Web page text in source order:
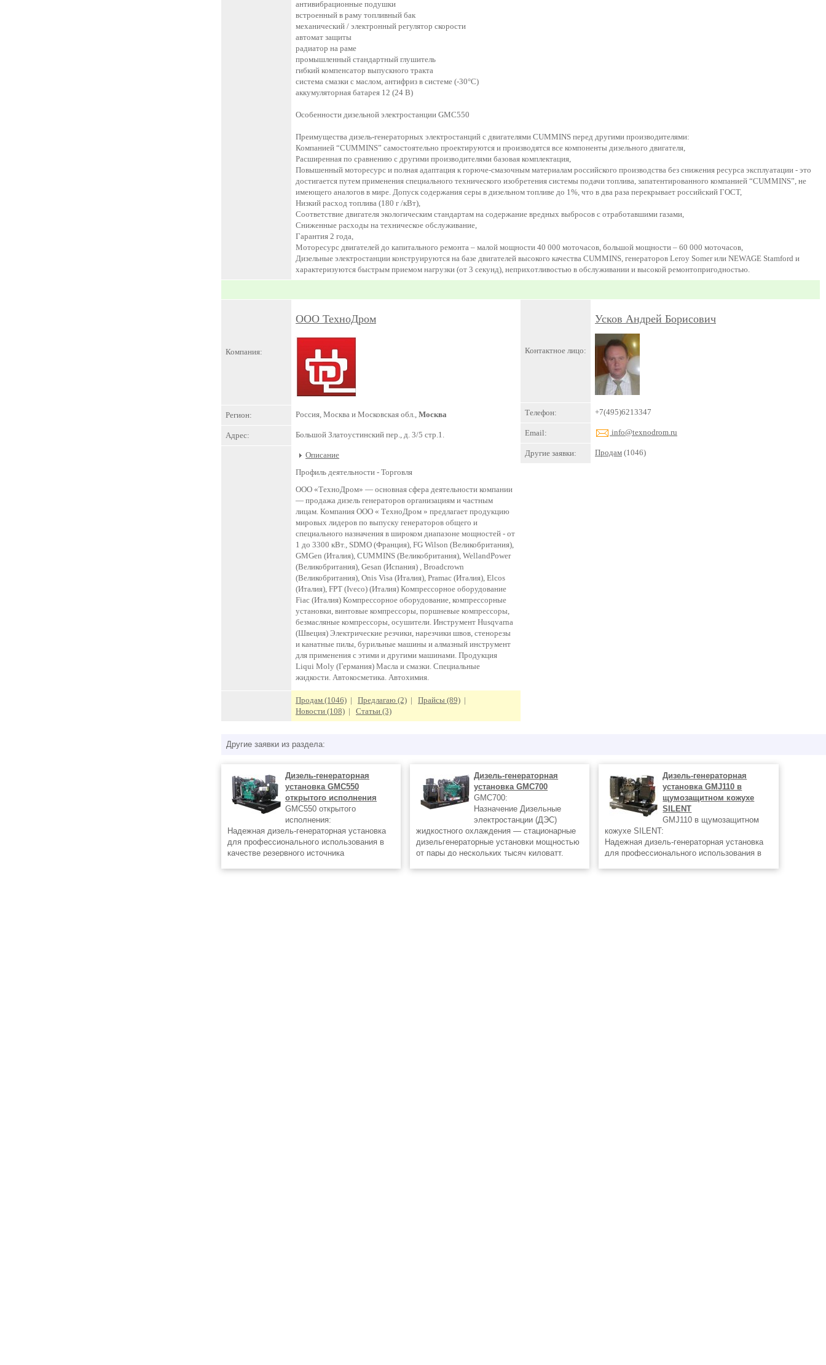
антивибрационные подушки
встроенный в раму топливный бак
механический / электронный регулятор скорости
автомат защиты
радиатор на раме
промышленный стандартный глушитель
гибкий компенсатор выпускного тракта
система смазки с маслом, антифриз в системе (-30°С)
аккумуляторная батарея 12 (24 В)
Особенности дизельной электростанции GMC550
Преимущества дизель-генераторных электростанций с двигателями CUMMINS перед другими производителями:
Компанией “CUMMINS” самостоятельно проектируются и производятся все компоненты дизельного двигателя,
Расширенная по сравнению с другими производителями базовая комплектация,
Повышенный моторесурс и полная адаптация к горюче-смазочным материалам российского производства без снижения ресурса эксплуатации - это
достигается путем применения специального технического изобретения системы подачи топлива, запатентированного компанией “CUMMINS”, не
имеющего аналогов в мире. Допуск содержания серы в дизельном топливе до 1%, что в два раза перекрывает российский ГОСТ,
Низкий расход топлива (180 г /кВт),
Соответствие двигателя экологическим стандартам на содержание вредных выбросов с отработавшими газами,
Сниженные расходы на техническое обслуживание,
Гарантия 2 года,
Моторесурс двигателей до капитального ремонта – малой мощности 40 000 моточасов, большой мощности – 60 000 моточасов,
Дизельные электростанции конструируются на базе двигателей высокого качества CUMMINS, генераторов Leroy Somer или NEWAGE Stamford и
характеризуются быстрым приемом нагрузки (от 3 секунд), неприхотливостью в обслуживании и высокой ремонтопригодностью.
Компания:
ООО ТехноДром
Регион: Россия, Москва и Московская обл., Москва
Адрес: Большой Златоустинский пер., д. 3/5 стр.1.
Описание
Профиль деятельности - Торговля
ООО «ТехноДром» — основная сфера деятельности компании
— продажа дизель генераторов организациям и частным
лицам. Компания ООО « ТехноДром » предлагает продукцию
мировых лидеров по выпуску генераторов общего и
специального назначения в широком диапазоне мощностей - от
1 до 3300 кВт., SDMO (Франция), FG Wilson (Великобритания),
GMGen (Италия), CUMMINS (Великобритания), WellandPower
(Великобритания), Gesan (Испания) , Broadcrown
(Великобритания), Onis Visa (Италия), Pramac (Италия), Elcos
(Италия), FPT (Iveco) (Италия) Компрессорное оборудование
Fiac (Италия) Компрессорное оборудование, компрессорные
установки, винтовые компрессоры, поршневые компрессоры,
безмасляные компрессоры, осушители. Инструмент Husqvarna
(Швеция) Электрические резчики, нарезчики швов, стенорезы
и канатные пилы, бурильные машины и алмазный инструмент
для применения с этими и другими машинами. Продукция
Liqui Moly (Германия) Масла и смазки. Специальные
жидкости. Автокосметика. Автохимия.
Продам (1046) | Предлагаю (2) | Прайсы (89) |
Новости (108) | Статьи (3)
Контактное лицо:
Усков Андрей Борисович
Телефон: +7(495)6213347
Email: info@texnodrom.ru
Другие заявки: Продам (1046)
Другие заявки из раздела:
Дизель-генераторная
установка GMC550
открытого исполнения
GMC550 открытого
исполнения:
Надежная дизель-генераторная установка
для профессионального использования в
качестве резервного источника
Дизель-генераторная
установка GMC700
GMC700:
Назначение Дизельные
электростанции (ДЭС)
жидкостного охлаждения — стационарные
дизельгенераторные установки мощностью
от пары до нескольких тысяч киловатт.
Дизель-генераторная
установка GMJ110 в
щумозащитном кожухе
SILENT
GMJ110 в щумозащитном
кожухе SILENT:
Надежная дизель-генераторная установка
для профессионального использования в